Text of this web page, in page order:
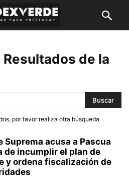
Resultados de la
por favor realiza otra búsqueda
Suprema acusa a Pascua
de incumplir el plan de
y ordena fiscalización de